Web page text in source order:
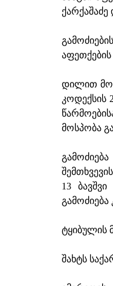
დილით
კოდექსის
მოსპობა
13
ტყიბულის
შახტს